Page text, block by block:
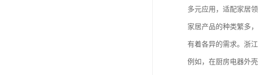
多元应用，适配家居
家居产品的种类繁多
有着各异的需求。浙
例如，在厨房电器外